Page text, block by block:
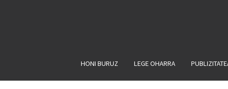
HONI BURUZ LEGE OHARRA